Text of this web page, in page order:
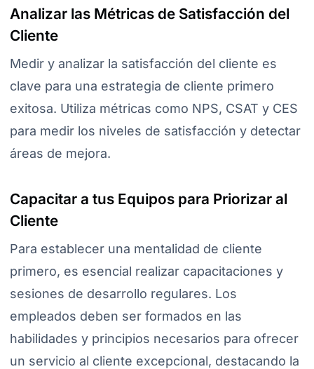
Analizar las Métricas de Satisfacción del
Cliente
Medir y analizar la satisfacción del cliente es
clave para una estrategia de cliente primero
exitosa. Utiliza métricas como NPS, CSAT y CES
para medir los niveles de satisfacción y detectar
áreas de mejora.
Capacitar a tus Equipos para Priorizar al
Cliente
Para establecer una mentalidad de cliente
primero, es esencial realizar capacitaciones y
sesiones de desarrollo regulares. Los
empleados deben ser formados en las
habilidades y principios necesarios para ofrecer
un servicio al cliente excepcional, destacando la